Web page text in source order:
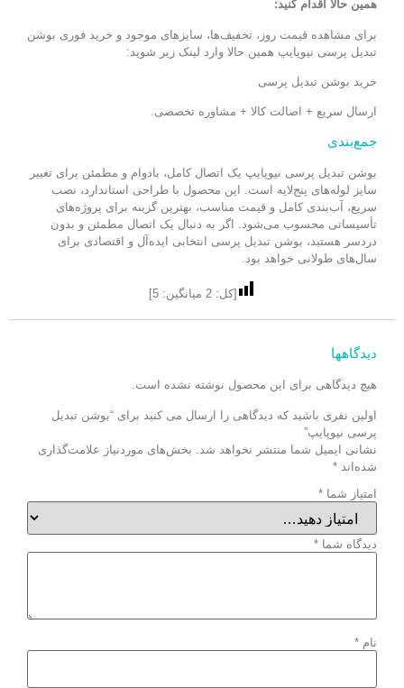
همین حالا اقدام کنید:
برای مشاهده قیمت روز، تخفیف‌ها، سایزهای موجود و خرید فوری بوشن
تبدیل پرسی نیوپایپ همین حالا وارد لینک زیر شوید:
خرید بوشن تبدیل پرسی
ارسال سریع + اصالت کالا + مشاوره تخصصی.
جمع‌بندی
بوشن تبدیل پرسی نیوپایپ یک اتصال کامل، بادوام و مطمئن برای تغییر
سایز لوله‌های پنج‌لایه است. این محصول با طراحی استاندارد، نصب
سریع، آب‌بندی کامل و قیمت مناسب، بهترین گزینه برای پروژه‌های
تأسیساتی محسوب می‌شود. اگر به دنبال یک اتصال مطمئن و بدون
دردسر هستید، بوشن تبدیل پرسی انتخابی ایده‌آل و اقتصادی برای
سال‌های طولانی خواهد بود.
[کل: 2 میانگین: 5
]
دیدگاهها
هیچ دیدگاهی برای این محصول نوشته نشده است.
اولین نفری باشید که دیدگاهی را ارسال می کنید برای “بوشن تبدیل
پرسی نیوپایپ”
نشانی ایمیل شما منتشر نخواهد شد.
بخش‌های موردنیاز علامت‌گذاری
شده‌اند *
امتیاز شما *
دیدگاه شما *
نام *